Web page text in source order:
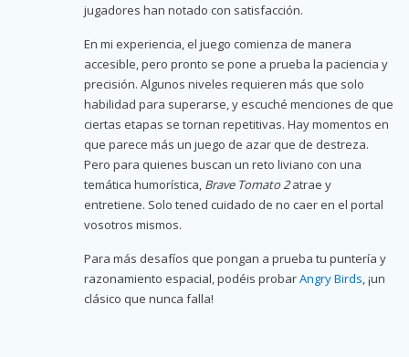
jugadores han notado con satisfacción.
En mi experiencia, el juego comienza de manera
accesible, pero pronto se pone a prueba la paciencia y
precisión. Algunos niveles requieren más que solo
habilidad para superarse, y escuché menciones de que
ciertas etapas se tornan repetitivas. Hay momentos en
que parece más un juego de azar que de destreza.
Pero para quienes buscan un reto liviano con una
temática humorística, Brave Tomato 2atrae y
entretiene. Solo tened cuidado de no caer en el portal
vosotros mismos.
Para más desafíos que pongan a prueba tu puntería y
razonamiento espacial, podéis probarAngry Birds, ¡un
clásico que nunca falla!